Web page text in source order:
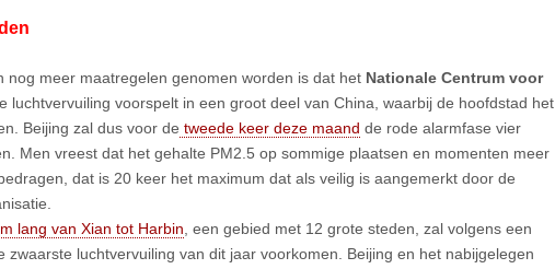
nog meer maatregelen genomen worden is dat het Nationale Centrum voor
luchtvervuiling voorspelt in een groot deel van China, waarbij de hoofdstad het
Beijing zal dus voor de tweede keer deze maand de rode alarmfase vier
Men vreest dat het gehalte PM2.5 op sommige plaatsen en momenten meer
dat is 20 keer het maximum dat als veilig is aangemerkt door de
lang van Xian tot Harbin, een gebied met 12 grote steden, zal volgens een
zwaarste luchtvervuiling van dit jaar voorkomen. Beijing en het nabijgelegen